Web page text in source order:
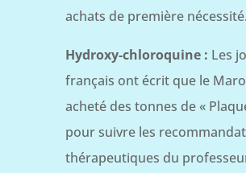
achats de première nécessité.
Hydroxy-chloroquine : Les
français ont écrit que le
acheté des tonnes de «
pour suivre les
thérapeutiques du